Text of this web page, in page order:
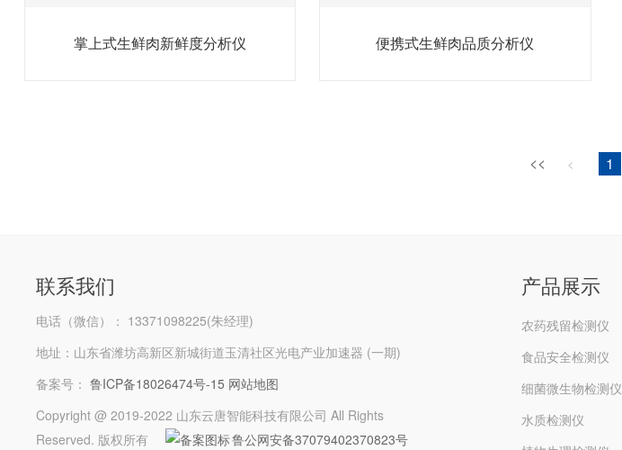
掌上式生鲜肉新鲜度分析仪 便携式生鲜肉品质分析仪
<< < 1
联系我们
电话（微信）： 13371098225(朱经理)
地址：山东省潍坊高新区新城街道玉清社区光电产业加速器 (一期)
备案号： 鲁ICP备18026474号-15 网站地图
Copyright @ 2019-2022 山东云唐智能科技有限公司 All Rights
Reserved. 版权所有
鲁公网安备37079402370823号
产品展示
农药残留检测仪
食品安全检测仪
细菌微生物检测仪
水质检测仪